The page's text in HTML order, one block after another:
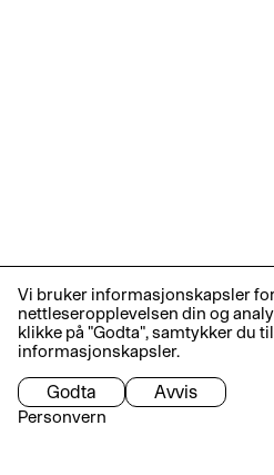
Vi bruker informasjonskapsler
nettleseropplevelsen din og
klikke på "Godta", samtykker du
informasjonskapsler.
Godta Avvis
Personvern